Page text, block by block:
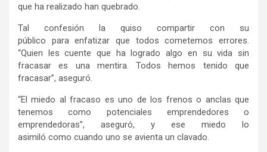
que ha realizado han quebrado.
Tal confesión la quiso compartir con su
público para enfatizar que todos cometemos errores.
“Quien les cuente que ha logrado algo en su vida sin
fracasar es una mentira. Todos hemos tenido que
fracasar”, aseguró.
“El miedo al fracaso es uno de los frenos o anclas que
tenemos como potenciales emprendedores o
emprendedoras”, aseguró, y ese miedo lo
asimiló como cuando uno se avienta un clavado.